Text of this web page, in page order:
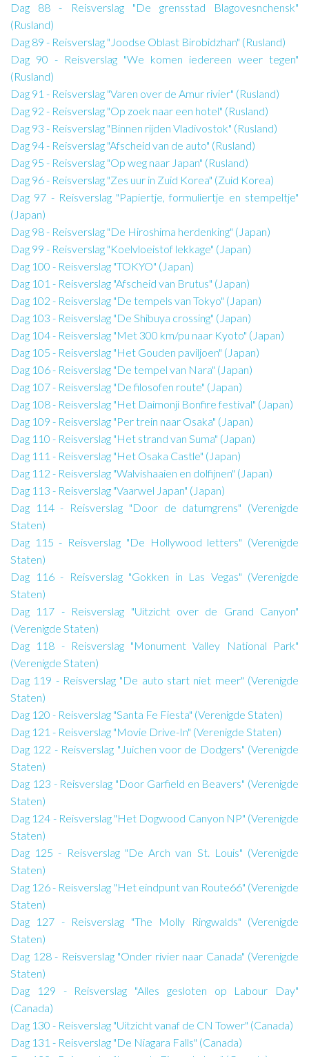
Dag 88 - Reisverslag "De grensstad Blagovesnchensk"
(Rusland)
Dag 89 - Reisverslag "Joodse Oblast Birobidzhan" (Rusland)
Dag 90 - Reisverslag "We komen iedereen weer tegen"
(Rusland)
Dag 91 - Reisverslag "Varen over de Amur rivier" (Rusland)
Dag 92 - Reisverslag "Op zoek naar een hotel" (Rusland)
Dag 93 - Reisverslag "Binnen rijden Vladivostok" (Rusland)
Dag 94 - Reisverslag "Afscheid van de auto" (Rusland)
Dag 95 - Reisverslag "Op weg naar Japan" (Rusland)
Dag 96 - Reisverslag "Zes uur in Zuid Korea" (Zuid Korea)
Dag 97 - Reisverslag "Papiertje, formuliertje en stempeltje"
(Japan)
Dag 98 - Reisverslag "De Hiroshima herdenking" (Japan)
Dag 99 - Reisverslag "Koelvloeistof lekkage" (Japan)
Dag 100 - Reisverslag "TOKYO" (Japan)
Dag 101 - Reisverslag "Afscheid van Brutus" (Japan)
Dag 102 - Reisverslag "De tempels van Tokyo" (Japan)
Dag 103 - Reisverslag "De Shibuya crossing" (Japan)
Dag 104 - Reisverslag "Met 300 km/pu naar Kyoto" (Japan)
Dag 105 - Reisverslag "Het Gouden paviljoen" (Japan)
Dag 106 - Reisverslag "De tempel van Nara" (Japan)
Dag 107 - Reisverslag "De filosofen route" (Japan)
Dag 108 - Reisverslag "Het Daimonji Bonfire festival" (Japan)
Dag 109 - Reisverslag "Per trein naar Osaka" (Japan)
Dag 110 - Reisverslag "Het strand van Suma" (Japan)
Dag 111 - Reisverslag "Het Osaka Castle" (Japan)
Dag 112 - Reisverslag "Walvishaaien en dolfijnen" (Japan)
Dag 113 - Reisverslag "Vaarwel Japan" (Japan)
Dag 114 - Reisverslag "Door de datumgrens" (Verenigde
Staten)
Dag 115 - Reisverslag "De Hollywood letters" (Verenigde
Staten)
Dag 116 - Reisverslag "Gokken in Las Vegas" (Verenigde
Staten)
Dag 117 - Reisverslag "Uitzicht over de Grand Canyon"
(Verenigde Staten)
Dag 118 - Reisverslag "Monument Valley National Park"
(Verenigde Staten)
Dag 119 - Reisverslag "De auto start niet meer" (Verenigde
Staten)
Dag 120 - Reisverslag "Santa Fe Fiesta" (Verenigde Staten)
Dag 121 - Reisverslag "Movie Drive-In" (Verenigde Staten)
Dag 122 - Reisverslag "Juichen voor de Dodgers" (Verenigde
Staten)
Dag 123 - Reisverslag "Door Garfield en Beavers" (Verenigde
Staten)
Dag 124 - Reisverslag "Het Dogwood Canyon NP" (Verenigde
Staten)
Dag 125 - Reisverslag "De Arch van St. Louis" (Verenigde
Staten)
Dag 126 - Reisverslag "Het eindpunt van Route66" (Verenigde
Staten)
Dag 127 - Reisverslag "The Molly Ringwalds" (Verenigde
Staten)
Dag 128 - Reisverslag "Onder rivier naar Canada" (Verenigde
Staten)
Dag 129 - Reisverslag "Alles gesloten op Labour Day"
(Canada)
Dag 130 - Reisverslag "Uitzicht vanaf de CN Tower" (Canada)
Dag 131 - Reisverslag "De Niagara Falls" (Canada)